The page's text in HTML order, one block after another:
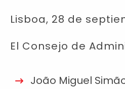
Lisboa, 28 de
El Consejo de
João Miguel